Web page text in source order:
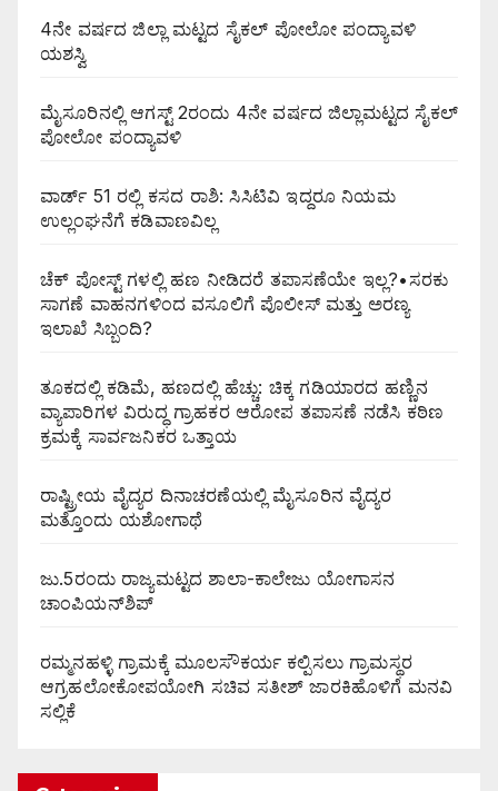
4ನೇ ವರ್ಷದ ಜಿಲ್ಲಾ ಮಟ್ಟದ ಸೈಕಲ್ ಪೋಲೋ ಪಂದ್ಯಾವಳಿ
ಯಶಸ್ವಿ
ಮೈಸೂರಿನಲ್ಲಿ ಆಗಸ್ಟ್‌ 2ರಂದು 4ನೇ ವರ್ಷದ ಜಿಲ್ಲಾಮಟ್ಟದ ಸೈಕಲ್
ಪೋಲೋ ಪಂದ್ಯಾವಳಿ
ವಾರ್ಡ್ 51 ರಲ್ಲಿ ಕಸದ ರಾಶಿ: ಸಿಸಿಟಿವಿ ಇದ್ದರೂ ನಿಯಮ
ಉಲ್ಲಂಘನೆಗೆ ಕಡಿವಾಣವಿಲ್ಲ
ಚೆಕ್ ಪೋಸ್ಟ್ ಗಳಲ್ಲಿ ಹಣ ನೀಡಿದರೆ ತಪಾಸಣೆಯೇ ಇಲ್ಲ?•ಸರಕು
ಸಾಗಣೆ ವಾಹನಗಳಿಂದ ವಸೂಲಿಗೆ ಪೊಲೀಸ್ ಮತ್ತು ಅರಣ್ಯ
ಇಲಾಖೆ ಸಿಬ್ಬಂದಿ?
ತೂಕದಲ್ಲಿ ಕಡಿಮೆ, ಹಣದಲ್ಲಿ ಹೆಚ್ಚು: ಚಿಕ್ಕ ಗಡಿಯಾರದ ಹಣ್ಣಿನ
ವ್ಯಾಪಾರಿಗಳ ವಿರುದ್ಧ ಗ್ರಾಹಕರ ಆರೋಪ ತಪಾಸಣೆ ನಡೆಸಿ ಕಠಿಣ
ಕ್ರಮಕ್ಕೆ ಸಾರ್ವಜನಿಕರ ಒತ್ತಾಯ
ರಾಷ್ಟ್ರೀಯ ವೈದ್ಯರ ದಿನಾಚರಣೆಯಲ್ಲಿ ಮೈಸೂರಿನ ವೈದ್ಯರ
ಮತ್ತೊಂದು ಯಶೋಗಾಥೆ
ಜು.5ರಂದು ರಾಜ್ಯಮಟ್ಟದ ಶಾಲಾ-ಕಾಲೇಜು ಯೋಗಾಸನ
ಚಾಂಪಿಯನ್‌ಶಿಪ್
ರಮ್ಮನಹಳ್ಳಿ ಗ್ರಾಮಕ್ಕೆ ಮೂಲಸೌಕರ್ಯ ಕಲ್ಪಿಸಲು ಗ್ರಾಮಸ್ಥರ
ಆಗ್ರಹಲೋಕೋಪಯೋಗಿ ಸಚಿವ ಸತೀಶ್ ಜಾರಕಿಹೊಳಿಗೆ ಮನವಿ
ಸಲ್ಲಿಕೆ